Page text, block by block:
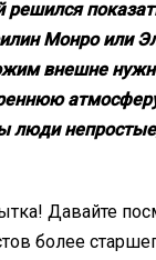
решился
Монро или
внешне
люди
Давайте
более